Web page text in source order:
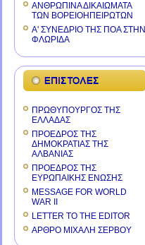
ΑΝΘΡΩΠΙΝΑ ΔΙΚΑΙΩΜΑΤΑ
ΤΩΝ ΒΟΡΕΙΟΗΠΕΙΡΩΤΩΝ
Α' ΣΥΝΕΔΡΙΟ ΤΗΣ ΠΟΑ ΣΤΗΝ
ΦΛΩΡΙΔΑ
ΠΡΩΘΥΠΟΥΡΓΟΣ ΤΗΣ
ΕΛΛΑΔΑΣ
ΠΡΟΕΔΡΟΣ ΤΗΣ
ΔΗΜΟΚΡΑΤΙΑΣ ΤΗΣ
ΑΛΒΑΝΙΑΣ
ΠΡΟΕΔΡΟΣ ΤΗΣ
ΕΥΡΩΠΑΙΚΗΣ ΕΝΩΣΗΣ
MESSAGE FOR WORLD
WAR II
LETTER TO THE EDITOR
ΑΡΘΡΟ ΜΙΧΑΛΗ ΣΕΡΒΟΥ